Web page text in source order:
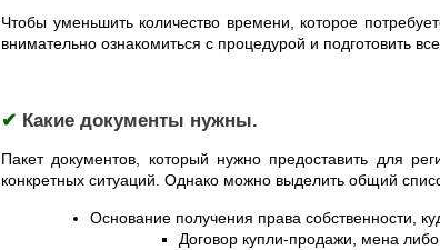
Чтобы уменьшить количество времени, которое
внимательно ознакомиться с процедурой и подготовить
✔ Какие документы нужны.
Пакет документов, который нужно предоставить для
конкретных ситуаций. Однако можно выделить общий
Основание получения права собственности,
Договор купли-продажи, мена